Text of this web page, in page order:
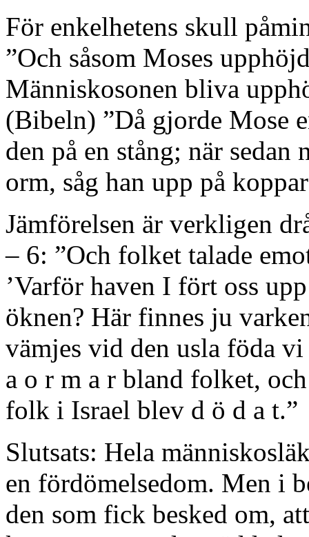
För enkelhetens skull
”Och såsom Moses
Människosonen bliva
(Bibeln) ”Då gjorde Mose
den på en stång; när
orm, såg han upp på
Jämförelsen är verkligen
– 6: ”Och folket talade
’Varför haven I fört oss
öknen? Här finnes ju
vämjes vid den usla föda
a o r m a r bland folket,
folk i Israel blev d ö d a t.”
Slutsats: Hela
en fördömelsedom. Men i
den som fick besked om,